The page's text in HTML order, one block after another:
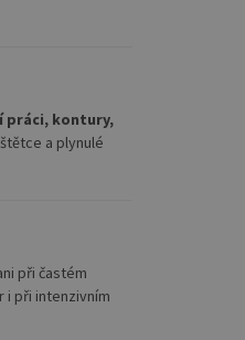
práci, kontury,
a plynulé
při častém
i při intenzivním